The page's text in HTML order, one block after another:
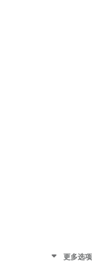
更多选项